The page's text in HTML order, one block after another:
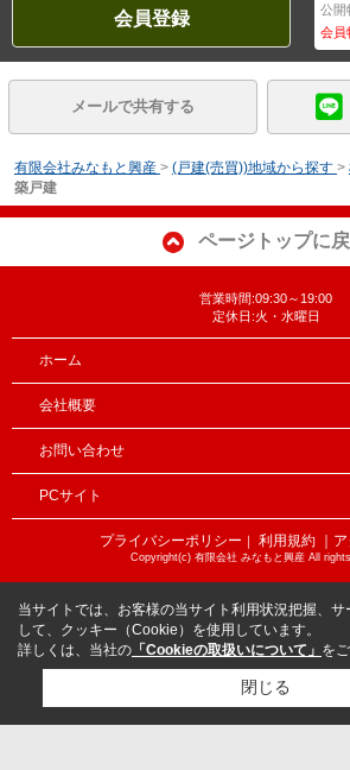
会員登録 公開
会員
メールで共有する
有限会社みなもと興産 > (戸建(売買))地域から探す >
築戸建
ページトップに
営業時間:09:30～19:00
定休日:火・水曜日
ホーム
会社概要
お問い合わせ
PCサイト
プライバシーポリシー ｜ 利用規約 ｜
Copyright(c) 有限会社 みなもと興産 All
当サイトでは、お客様の当サイト利用状況把握、サ
して、クッキー（Cookie）を使用しています。
詳しくは、当社の 「Cookieの取扱いについて」 を
閉じる